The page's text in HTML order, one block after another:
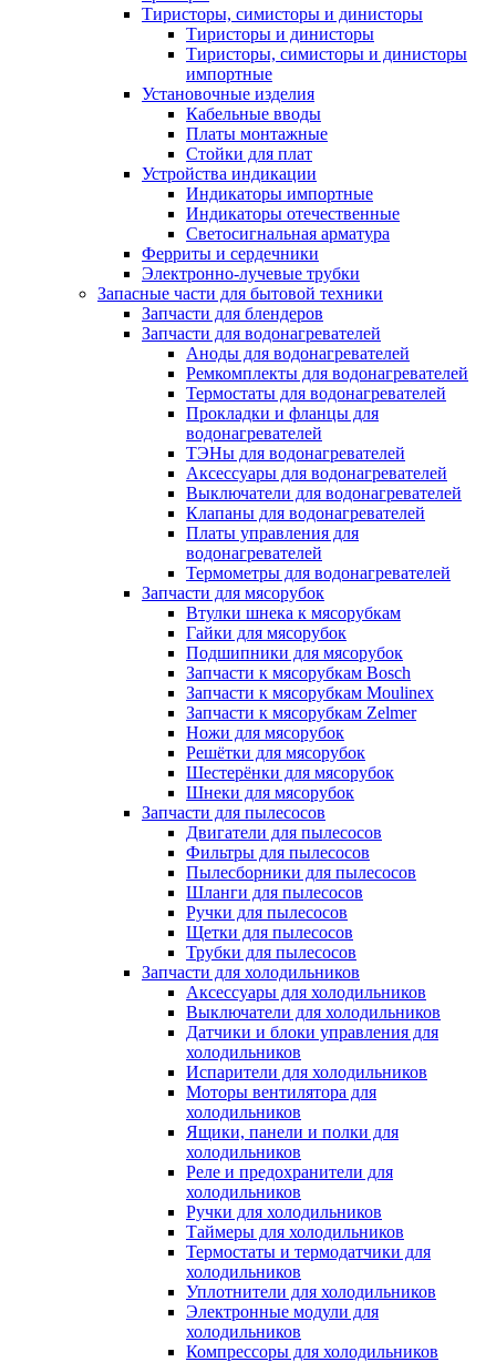
Тиристоры, симисторы и динисторы
Тиристоры и динисторы
Тиристоры, симисторы и динисторы
импортные
Установочные изделия
Кабельные вводы
Платы монтажные
Стойки для плат
Устройства индикации
Индикаторы импортные
Индикаторы отечественные
Светосигнальная арматура
Ферриты и сердечники
Электронно-лучевые трубки
Запасные части для бытовой техники
Запчасти для блендеров
Запчасти для водонагревателей
Аноды для водонагревателей
Ремкомплекты для водонагревателей
Термостаты для водонагревателей
Прокладки и фланцы для
водонагревателей
ТЭНы для водонагревателей
Аксессуары для водонагревателей
Выключатели для водонагревателей
Клапаны для водонагревателей
Платы управления для
водонагревателей
Термометры для водонагревателей
Запчасти для мясорубок
Втулки шнека к мясорубкам
Гайки для мясорубок
Подшипники для мясорубок
Запчасти к мясорубкам Bosch
Запчасти к мясорубкам Moulinex
Запчасти к мясорубкам Zelmer
Ножи для мясорубок
Решётки для мясорубок
Шестерёнки для мясорубок
Шнеки для мясорубок
Запчасти для пылесосов
Двигатели для пылесосов
Фильтры для пылесосов
Пылесборники для пылесосов
Шланги для пылесосов
Ручки для пылесосов
Щетки для пылесосов
Трубки для пылесосов
Запчасти для холодильников
Аксессуары для холодильников
Выключатели для холодильников
Датчики и блоки управления для
холодильников
Испарители для холодильников
Моторы вентилятора для
холодильников
Ящики, панели и полки для
холодильников
Реле и предохранители для
холодильников
Ручки для холодильников
Таймеры для холодильников
Термостаты и термодатчики для
холодильников
Уплотнители для холодильников
Электронные модули для
холодильников
Компрессоры для холодильников